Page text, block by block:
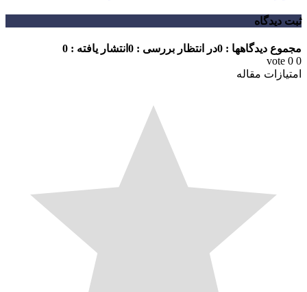
ثبت دیدگاه
مجموع دیدگاهها : 0 در انتظار بررسی : 0
انتشار یافته : 0
0
0
vote
امتیازات مقاله